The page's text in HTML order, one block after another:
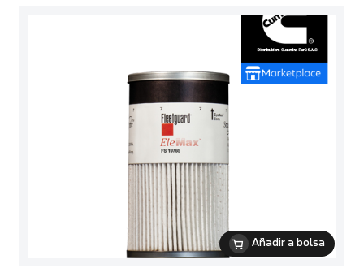
Añadir a bolsa